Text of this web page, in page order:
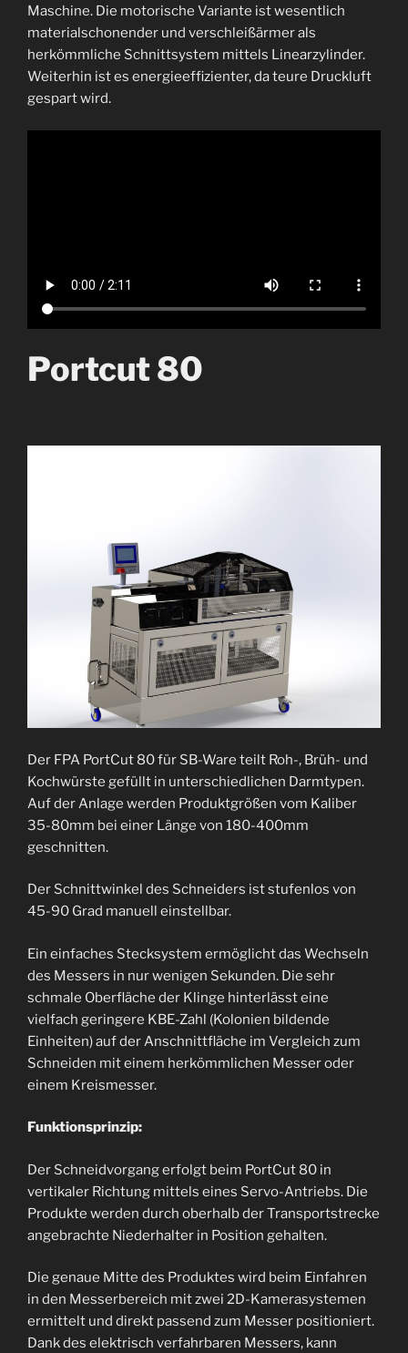
Maschine. Die motorische Variante ist wesentlich
materialschonender und verschleißärmer als
herkömmliche Schnittsystem mittels Linearzylinder.
Weiterhin ist es energieeffizienter, da teure Druckluft
gespart wird.
Portcut 80
Der FPA PortCut 80 für SB-Ware teilt Roh-, Brüh- und
Kochwürste gefüllt in unterschiedlichen Darmtypen.
Auf der Anlage werden Produktgrößen vom Kaliber
35-80mm bei einer Länge von 180-400mm
geschnitten.
Der Schnittwinkel des Schneiders ist stufenlos von
45-90 Grad manuell einstellbar.
Ein einfaches Stecksystem ermöglicht das Wechseln
des Messers in nur wenigen Sekunden. Die sehr
schmale Oberfläche der Klinge hinterlässt eine
vielfach geringere KBE-Zahl (Kolonien bildende
Einheiten) auf der Anschnittfläche im Vergleich zum
Schneiden mit einem herkömmlichen Messer oder
einem Kreismesser.
Funktionsprinzip:
Der Schneidvorgang erfolgt beim PortCut 80 in
vertikaler Richtung mittels eines Servo-Antriebs. Die
Produkte werden durch oberhalb der Transportstrecke
angebrachte Niederhalter in Position gehalten.
Die genaue Mitte des Produktes wird beim Einfahren
in den Messerbereich mit zwei 2D-Kamerasystemen
ermittelt und direkt passend zum Messer positioniert.
Dank des elektrisch verfahrbaren Messers, kann